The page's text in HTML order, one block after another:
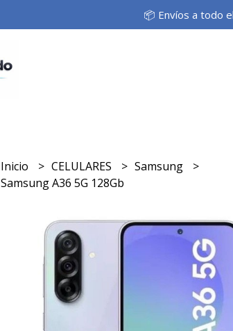
📦 Envíos a todo
Inicio CELULARES
Samsung
Samsung A36 5G 128Gb